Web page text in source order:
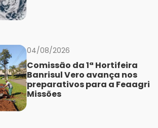
04/08/2026
Comissão da 1ª Hortifeira
Banrisul Vero avança nos
preparativos para a Feaagri
Missões